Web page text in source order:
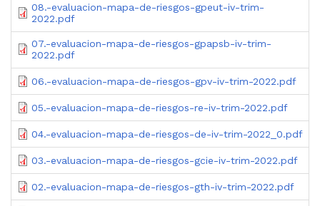
08.-evaluacion-mapa-de-riesgos-gpeut-iv-trim-
2022.pdf
07.-evaluacion-mapa-de-riesgos-gpapsb-iv-trim-
2022.pdf
06.-evaluacion-mapa-de-riesgos-gpv-iv-trim-2022.pdf
05.-evaluacion-mapa-de-riesgos-re-iv-trim-2022.pdf
04.-evaluacion-mapa-de-riesgos-de-iv-trim-2022_0.pdf
03.-evaluacion-mapa-de-riesgos-gcie-iv-trim-2022.pdf
02.-evaluacion-mapa-de-riesgos-gth-iv-trim-2022.pdf